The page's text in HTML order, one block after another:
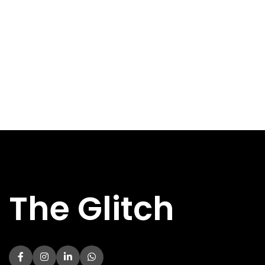
HOOFDKLEUR Zwart
AANSLUITINGEN
1x USB 3.2
USB-C
VERLICHTING Nee
HOOFDKLEUR Zwart
USB 3.X-
AANSLUITINGEN
The Glitch